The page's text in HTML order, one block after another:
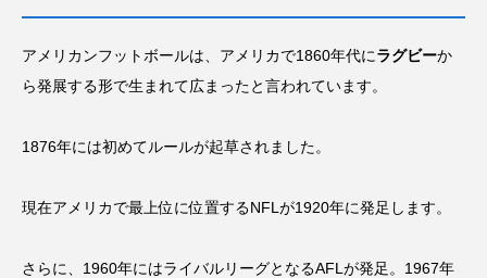
歴史 甲子園 種目 種類
自動車 言葉 資格 賞金 遊び
選手 選手村 野球 金メダル
アメリカンフットボールは、アメリカで1860年代にラグビーか
ら発展する形で生まれて広まったと言われています。
1876年には初めてルールが起草されました。
現在アメリカで最上位に位置するNFLが1920年に発足します。
さらに、1960年にはライバルリーグとなるAFLが発足。1967年